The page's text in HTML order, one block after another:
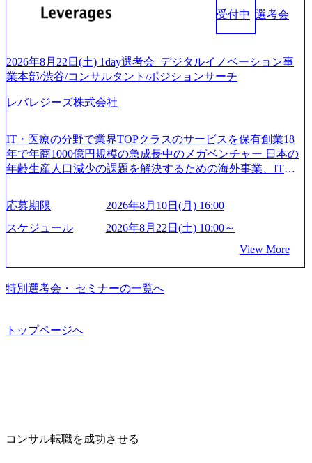
プロジェクトにおける課題/リスク管理などを担当。 ● シニ
アコンサルタント プロジェクトメンバーとしてプロジェク
トの一領域を担う。主な作業としては、As-Is分析、仮説構
ィスカッションペ ーパーの作成などを担当。 ● 裁量権 弊社
は2019年11月に設立され、成長期といわれるフェーズにあ
ります。 事業・組織を拡大していく時期のため、メンバー
や組織がスケールしていく過程を体感できます。 また、希
参加できる環境です。 自ら案件を取り、プロジェクト体制
を作っていくことも可能です。 ● 事業会社機能にも携われ
る 弊社にはコンサルティング事業以外にもSaaSプロダク
ることも可能です。コンサルタントとしての経験を活かし
ながら自らプロダクト開発や自社の業務改善ができます。
(希望者のみとなります) ● BIG4・アクセンチュアをはじめ
います ● 平均年齢は35歳で、幅広い年齢の方が活躍してい
ます ● インダストリー・ソリューションで区切られていな
い組織です(ワンプール制) ● 海外事業拠点をシンガポールに
ン八重洲 八重洲セントラルタワー8階 受動喫煙対策 : 執務室
かの実務経験を有する方 - MBB及び戦略ファームでのコ
ンサルティング経験2年以上 - BIG4のStrategy部門におけ
業では成長戦略を描く事が困難になった大手企業をサポー
す。 (1)既存または新規大手事業会社から依頼された「経営
戦略」等のコンサルティング支援を行います。クライアン
トは各業界上位5社をターゲットとし、特にCXOクラスから
「新規事業戦略」「既存事業のトランスフォーメーショ
案件をメインとしたコンサルティングを行います ＜プロジ
ェクト一部抜粋＞ ・海外事業(新規・既存)事業のビジネス
モデル検討支援 ・金融領域におけるAIを活用した事業戦略
域における地域活性アプリ企画支援及び実行支援 ・ロボテ
援 ※その他新規事業や既存デジタルトランスフォーメーシ
ョンの案件が多数 ● マネージャー プロジェクトの管理者と
ケーション、成果物の品質管理、メンバーの育成などを担
う。プロジェクト全体の品質管理や、会社経営の観点から
てプロジェクト全体の品質担保やマネジメント全般を担
ンサルティング活動のみならず、2021年にはKDDIと合弁会
社「ARISE analytics」を設立し、人工知能とデータアナリテ
ジタル人材育成の支援も盛んに行う 採用資料 (https://www.ac
centure.com/content/dam/accenture/final/accenture-com/document-
いて (https://www.accenture.com/content/dam/accenture/final/caree
のキャリアブログ (https://www.accenture.com/jp-ja/blogs/japan-
careers-blog) 江川社長が語る「105点経営」 (https://business.ni
kkei.com/atcl/gen/19/00604/021600008/) 規模拡大で成功する理
由【コンサル業界俯瞰マップ】 (https://diamond.jp/articles/-/34
材が集結するワケ (https://markezine.jp/article/detail/45446) エン
ジニアからコンサルタントへ。会社に入って、何が変わっ
た？ (https://www.businessinsider.jp/post-288838) プラダ：ラグ
ジュアリー製品のパーソナライゼーション (https://www.acce
m/jp-ja/case-studies/consulting/taisho-pharmaceutical)（ストラテ
s://www.accenture.com/jp-ja/case-studies/communications-media/so
ス） 世界49カ国に約73万人以上（2024年5月時点）の社員を
擁し、世界120以上の国の企業を顧客に売上641億ドルを誇
受付中 選考会
2026年8月22日(土) 1day選考会_デジタルイノベーション事
業本部/渋谷/コンサルタント/ポジションサーチ
レバレジーズ株式会社
IT・医療の分野で業界TOPクラスのサービスを保有創業18
年で年商1000億円規模の急成長中のメガベンチャー 日本の
年齢生産人口減少の課題を解決するための海外事業、IT事
以上の事業を展開する オールインハウスの組織体制をとっ
ており社内で新しい事業開発などの人員調達できる 独立資
本経営をとっており、事業創造の自由度が高い https://storag
s/20240925162633_7242d0de-3e54-4f03-b076-00318d5c0dff_120
0x644.webp レバレジーズ株式会社 会社説明資料 (https://spea
kerdeck.com/leverages/leverages-hui-she-shao-jie-zi-liao-zhong-tu-
cai-yong-xiang-ke) 「働く人」「事業・サービス」「カルチャ
ps://melev.leverages.jp/) レバレジーズグローバル、大分県より
「外国人留学生等受入環境整備事業委託業務」を受託 (http
UI) レバレジーズで活躍するメンバー紹介！〜 営業職種編
応募期限
2026年8月10日(月) 16:00
スケジュール
2026年8月22日(土) 10:00～
View More
特別選考会・ セミナーの一覧へ
トップページへ
コンサル転職を成功させる